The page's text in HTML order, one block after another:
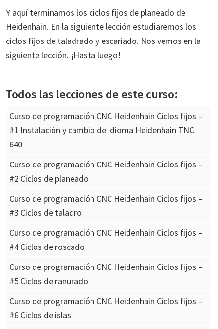
Y aquí terminamos los ciclos fijos de planeado de
Heidenhain. En la siguiente lección estudiaremos los
ciclos fijos de taladrado y escariado. Nos vemos en la
siguiente lección. ¡Hasta luego!
Todos las lecciones de este curso:
Curso de programación CNC Heidenhain Ciclos fijos –
#1 Instalación y cambio de idioma Heidenhain TNC
640
Curso de programación CNC Heidenhain Ciclos fijos –
#2 Ciclos de planeado
Curso de programación CNC Heidenhain Ciclos fijos –
#3 Ciclos de taladro
Curso de programación CNC Heidenhain Ciclos fijos –
#4 Ciclos de roscado
Curso de programación CNC Heidenhain Ciclos fijos –
#5 Ciclos de ranurado
Curso de programación CNC Heidenhain Ciclos fijos –
#6 Ciclos de islas